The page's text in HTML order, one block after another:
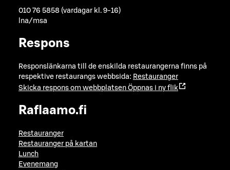
010 76 5858 (vardagar kl. 9-16)
lna/msa
Respons
Responslänkarna till de enskilda restaurangerna finns på
respektive restaurangs webbsida: Restauranger
Skicka respons om webbplatsen Öppnas i ny flik
Raflaamo.fi
Restauranger
Restauranger på kartan
Lunch
Evenemang